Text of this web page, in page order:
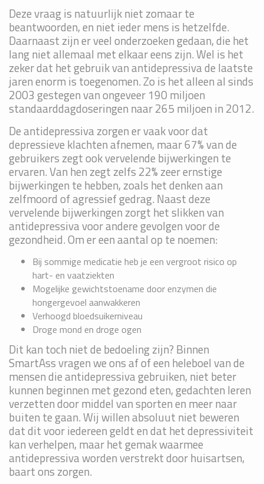
Deze vraag is natuurlijk niet zomaar te
beantwoorden, en niet ieder mens is hetzelfde.
Daarnaast zijn er veel onderzoeken gedaan, die het
lang niet allemaal met elkaar eens zijn. Wel is het
zeker dat het gebruik van antidepressiva de laatste
jaren enorm is toegenomen. Zo is het alleen al sinds
2003 gestegen van ongeveer 190 miljoen
standaarddagdoseringen naar 265 miljoen in 2012.
De antidepressiva zorgen er vaak voor dat
depressieve klachten afnemen, maar 67% van de
gebruikers zegt ook vervelende bijwerkingen te
ervaren. Van hen zegt zelfs 22% zeer ernstige
bijwerkingen te hebben, zoals het denken aan
zelfmoord of agressief gedrag. Naast deze
vervelende bijwerkingen zorgt het slikken van
antidepressiva voor andere gevolgen voor de
gezondheid. Om er een aantal op te noemen:
Bij sommige medicatie heb je een vergroot risico op
hart- en vaatziekten
Mogelijke gewichtstoename door enzymen die
hongergevoel aanwakkeren
Verhoogd bloedsuikerniveau
Droge mond en droge ogen
Dit kan toch niet de bedoeling zijn? Binnen
SmartAss vragen we ons af of een heleboel van de
mensen die antidepressiva gebruiken, niet beter
kunnen beginnen met gezond eten, gedachten leren
verzetten door middel van sporten en meer naar
buiten te gaan. Wij willen absoluut niet beweren
dat dit voor iedereen geldt en dat het depressiviteit
kan verhelpen, maar het gemak waarmee
antidepressiva worden verstrekt door huisartsen,
baart ons zorgen.